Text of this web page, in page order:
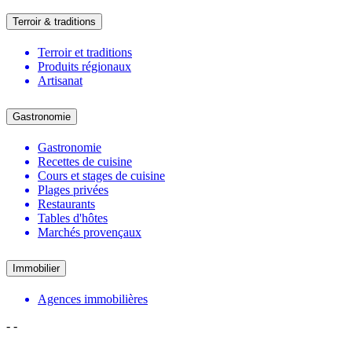
Terroir & traditions
Terroir et traditions
Produits régionaux
Artisanat
Gastronomie
Gastronomie
Recettes de cuisine
Cours et stages de cuisine
Plages privées
Restaurants
Tables d'hôtes
Marchés provençaux
Immobilier
Agences immobilières
- -